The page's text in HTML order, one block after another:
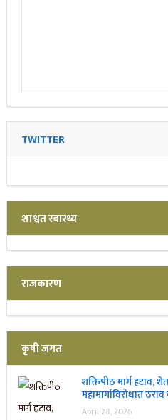
TWITTER
शाश्वत स्वास्थ्य
राजकारण
कृषी जगत
शक्तिपीठ मार्ग हटाव,
महामार्गाविरोधात
April 28, 2026